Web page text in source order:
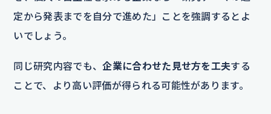
定から発表までを自分で進めた」ことを強調するとよ
いでしょう。
同じ研究内容でも、企業に合わせた見せ方を工夫する
ことで、より高い評価が得られる可能性があります。